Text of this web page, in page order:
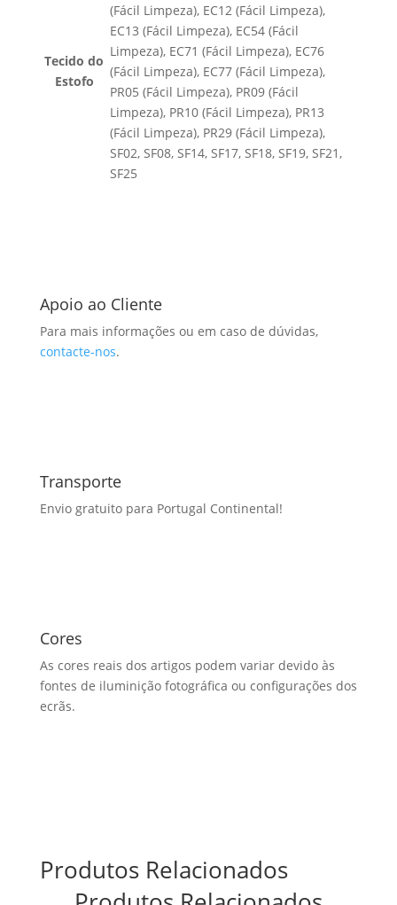
Tecido do
Estofo
(Fácil Limpeza), EC12 (Fácil Limpeza),
EC13 (Fácil Limpeza), EC54 (Fácil
Limpeza), EC71 (Fácil Limpeza), EC76
(Fácil Limpeza), EC77 (Fácil Limpeza),
PR05 (Fácil Limpeza), PR09 (Fácil
Limpeza), PR10 (Fácil Limpeza), PR13
(Fácil Limpeza), PR29 (Fácil Limpeza),
SF02, SF08, SF14, SF17, SF18, SF19, SF21,
SF25
Apoio ao Cliente
Para mais informações ou em caso de dúvidas,
contacte-nos.
Transporte
Envio gratuito para Portugal Continental!
Cores
As cores reais dos artigos podem variar devido às
fontes de iluminição fotográfica ou configurações dos
ecrãs.
Produtos Relacionados